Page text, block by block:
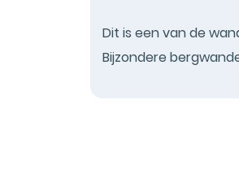
Dit is een van de
Bijzondere